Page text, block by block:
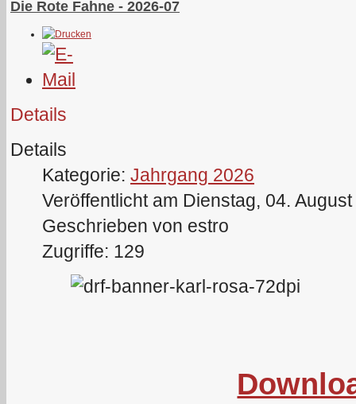
Die Rote Fahne - 2026-07
Details
Details
Kategorie: Jahrgang 2026
Veröffentlicht am Dienstag, 04.
Geschrieben von estro
Zugriffe: 129